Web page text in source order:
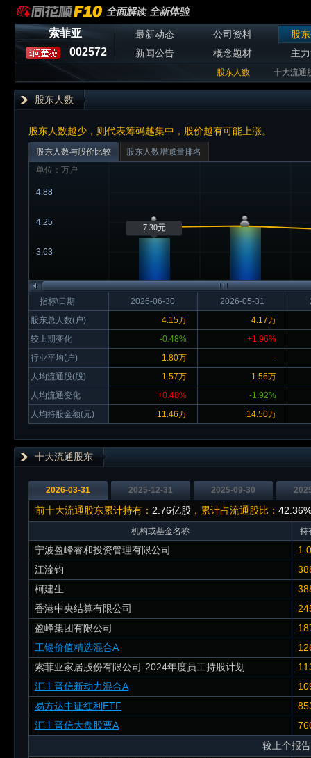
索菲亚
002572
最新动态 公司资料
股
新闻公告
概念题材 主
股东人数 十大流通
股东人数
股东人数越少，则代表筹码越集中，股价越有可能上涨。
股东人数与股价比较
股东人数增减量排名
单位：万户
3.63
4.25
4.88
7.30元
指标\日期
股东总人数(户)
较上期变化
行业平均(户)
人均流通股(股)
人均流通变化
人均持股金额(元)
2026-06-30 2026-05-31
4.15万
4.17万
-0.48%
+1.96%
1.80万
-
1.57万
1.56万
+0.48%
-1.92%
11.46万
14.50万
十大流通股东
2026-03-31 2025-12-31 2025-09-30
前十大流通股东累计持有： 2.76亿股 ，累计占流通股比： 42.36%
机构或基金名称 持
宁波盈峰睿和投资管理有限公司
江淦钧
柯建生
香港中央结算有限公司
盈峰集团有限公司
工银价值精选混合A
索菲亚家居股份有限公司-2024年度员工持股计划
汇丰晋信新动力混合A
易方达中证红利ETF
汇丰晋信大盘股票A
较上个报